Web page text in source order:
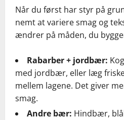
Når du først har styr på
nemt at variere smag og
ændrer på måden, du
Rabarber + jordbær:
med jordbær, eller læg
mellem lagene. Det giver
smag.
Andre bær: Hindbær,